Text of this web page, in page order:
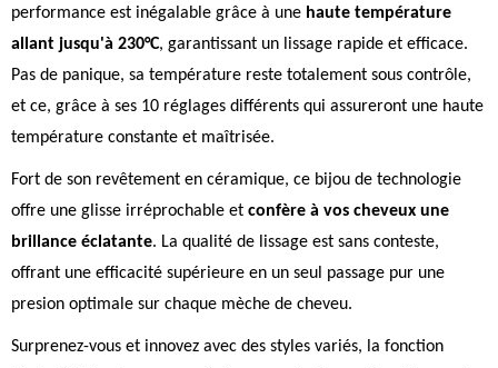
performance est inégalable grâce à une haute température
allant jusqu'à 230°C, garantissant un lissage rapide et efficace.
Pas de panique, sa température reste totalement sous contrôle,
et ce, grâce à ses 10 réglages différents qui assureront une haute
température constante et maîtrisée.
Fort de son revêtement en céramique, ce bijou de technologie
offre une glisse irréprochable et confère à vos cheveux une
brillance éclatante. La qualité de lissage est sans conteste,
offrant une efficacité supérieure en un seul passage pur une
presion optimale sur chaque mèche de cheveu.
Surprenez-vous et innovez avec des styles variés, la fonction